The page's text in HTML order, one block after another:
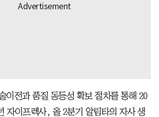
이전과 품질 동등성 확보 절차를 통해 20
자이프렉사, 올 2분기 알림타의 자사 생